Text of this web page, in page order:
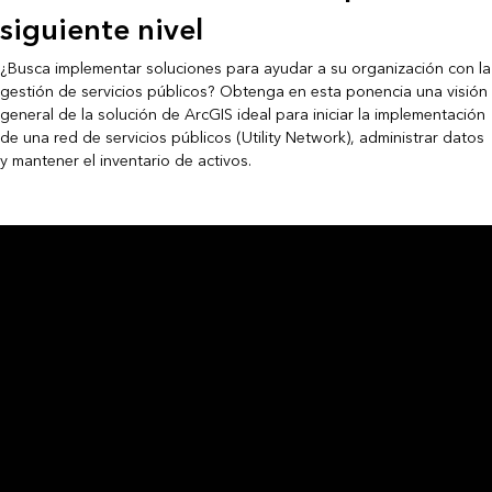
siguiente nivel
¿Busca implementar soluciones para ayudar a su organización con la
gestión de servicios públicos? Obtenga en esta ponencia una visión
general de la solución de ArcGIS ideal para iniciar la implementación
de una red de servicios públicos (Utility Network), administrar datos
y mantener el inventario de activos.